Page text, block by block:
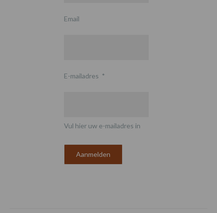
Email
E-mailadres *
Vul hier uw e-mailadres in